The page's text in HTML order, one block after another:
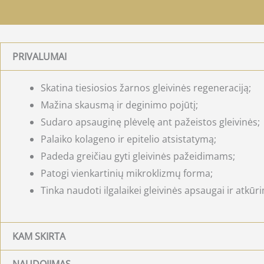
PRIVALUMAI
Skatina tiesiosios žarnos gleivinės regeneraciją;
Mažina skausmą ir deginimo pojūtį;
Sudaro apsauginę plėvelę ant pažeistos gleivinės;
Palaiko kolageno ir epitelio atsistatymą;
Padeda greičiau gyti gleivinės pažeidimams;
Patogi vienkartinių mikroklizmų forma;
Tinka naudoti ilgalaikei gleivinės apsaugai ir
KAM SKIRTA